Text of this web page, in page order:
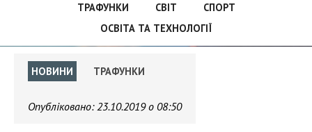
ТРАФУНКИ
СВІТ
СПОРТ
ОСВІТА ТА ТЕХНОЛОГІЇ
НОВИНИ ТРАФУНКИ
Опубліковано:23.10.2019 о 08:50